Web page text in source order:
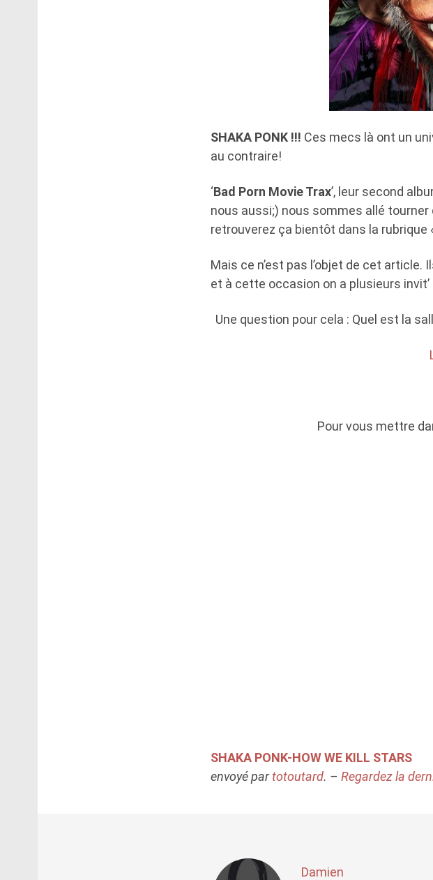
SHAKA PONK !!! Ces mecs là ont un
au contraire!
‘Bad Porn Movie Trax’, leur second
nous aussi;) nous sommes allé
retrouverez ça bientôt dans la rubrique
Mais ce n’est pas l’objet de cet article.
et à cette occasion on a plusieurs invit’
Une question pour cela : Quel est la
Pour vous mettre
SHAKA PONK-HOW WE KILL STARS
envoyé partotoutard. – Regardez la
Damien